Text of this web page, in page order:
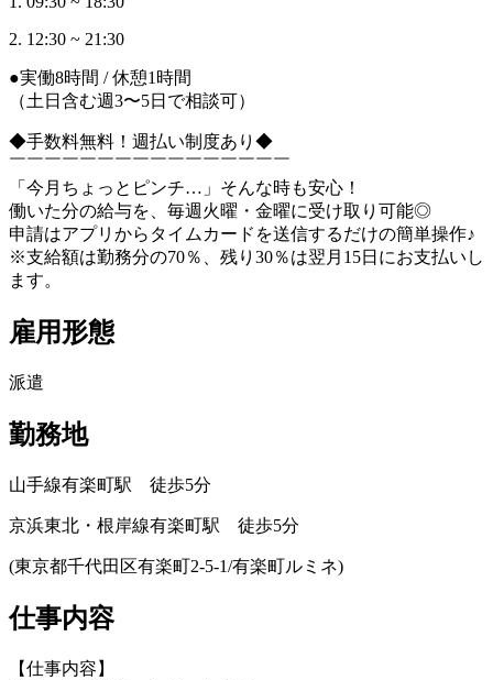
2. 12:30 ~ 21:30
●実働8時間 / 休憩1時間
（土日含む週3〜5日で相談可）
◆手数料無料！週払い制度あり◆
￣￣￣￣￣￣￣￣￣￣￣￣￣￣￣￣
「今月ちょっとピンチ…」そんな時も安心！
働いた分の給与を、毎週火曜・金曜に受け取り可能◎
申請はアプリからタイムカードを送信するだけの簡単操作♪
※支給額は勤務分の70％、残り30％は翌月15日にお支払いし
ます。
雇用形態
派遣
勤務地
山手線有楽町駅 徒歩5分
京浜東北・根岸線有楽町駅 徒歩5分
(東京都千代田区有楽町2-5-1/有楽町ルミネ)
仕事内容
【仕事内容】